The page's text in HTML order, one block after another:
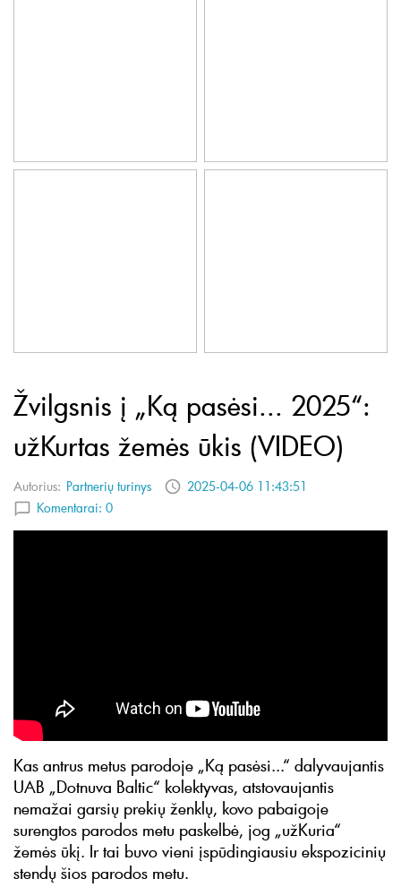
Žvilgsnis į „Ką pasėsi... 2025“:
užKurtas žemės ūkis (VIDEO)
Autorius: Partnerių turinys
2025-04-06 11:43:51
Komentarai: 0
Kas antrus metus parodoje „Ką pasėsi...“ dalyvaujantis
UAB „Dotnuva Baltic“ kolektyvas, atstovaujantis
nemažai garsių prekių ženklų, kovo pabaigoje
surengtos parodos metu paskelbė, jog „užKuria“
žemės ūkį. Ir tai buvo vieni įspūdingiausiu ekspozicinių
stendų šios parodos metu.